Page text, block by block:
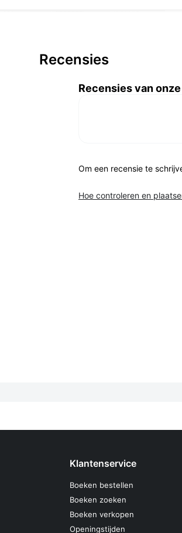
Recensies
Recensies van
Om een recensie te
Hoe controleren en
Klantenservice
Boeken bestellen
Boeken zoeken
Boeken verkopen
Openingstijden